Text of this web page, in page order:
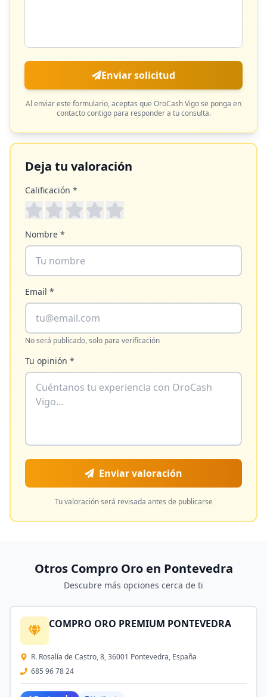
Enviar solicitud
Al enviar este formulario, aceptas que OroCash Vigose ponga en
contacto contigo para responder a tu consulta.
Deja tu valoración
Calificación *
Nombre *
Email *
No será publicado, solo para verificación
Tu opinión *
Enviar valoración
Tu valoración será revisada antes de publicarse
Otros Compro Oro en Pontevedra
Descubre más opciones cerca de ti
COMPRO ORO PREMIUM PONTEVEDRA
R. Rosalía de Castro, 8, 36001 Pontevedra, España
685 96 78 24